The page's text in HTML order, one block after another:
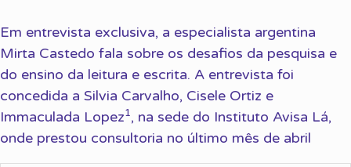
Em entrevista exclusiva, a especialista argentina
Mirta Castedo fala sobre os desafios da pesquisa e
do ensino da leitura e escrita. A entrevista foi
concedida a Silvia Carvalho, Cisele Ortiz e
Immaculada Lopez1, na sede do Instituto Avisa Lá,
onde prestou consultoria no último mês de abril